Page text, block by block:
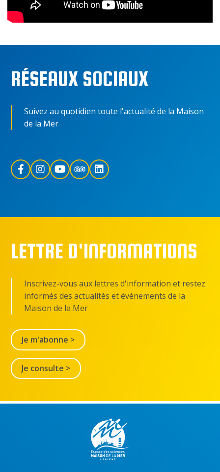
RÉSEAUX SOCIAUX
Suivez au quotidien toute l'actualité de la Maison
de la Mer
LETTRE D'INFORMATIONS
Inscrivez-vous aux lettres d'information et restez
informés des actualités et événements de la
Maison de la Mer
Je m'abonne >
Je consulte >